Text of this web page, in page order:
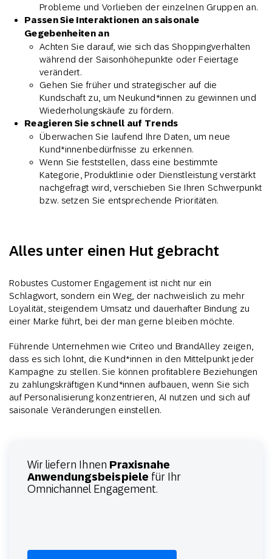
Probleme und Vorlieben der einzelnen Gruppen an.
Passen Sie Interaktionen an saisonale
Gegebenheiten an
Achten Sie darauf, wie sich das Shoppingverhalten
während der Saisonhöhepunkte oder Feiertage
verändert.
Gehen Sie früher und strategischer auf die
Kundschaft zu, um Neukund*innen zu gewinnen und
Wiederholungskäufe zu fördern.
Reagieren Sie schnell auf Trends
Überwachen Sie laufend Ihre Daten, um neue
Kund*innenbedürfnisse zu erkennen.
Wenn Sie feststellen, dass eine bestimmte
Kategorie, Produktlinie oder Dienstleistung verstärkt
nachgefragt wird, verschieben Sie Ihren Schwerpunkt
bzw. setzen Sie entsprechende Prioritäten.
Alles unter einen Hut gebracht
Robustes Customer Engagement ist nicht nur ein
Schlagwort, sondern ein Weg, der nachweislich zu mehr
Loyalität, steigendem Umsatz und dauerhafter Bindung zu
einer Marke führt, bei der man gerne bleiben möchte.
Führende Unternehmen wie Criteo und BrandAlley zeigen,
dass es sich lohnt, die Kund*innen in den Mittelpunkt jeder
Kampagne zu stellen. Sie können profitablere Beziehungen
zu zahlungskräftigen Kund*innen aufbauen, wenn Sie sich
auf Personalisierung konzentrieren, AI nutzen und sich auf
saisonale Veränderungen einstellen.
Wir liefern Ihnen Praxisnahe
Anwendungsbeispiele für Ihr
Omnichannel Engagement.